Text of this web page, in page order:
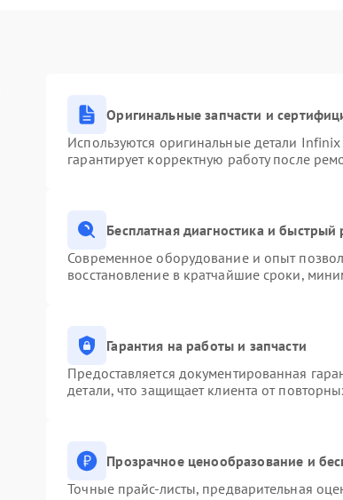
Оригинальные запчасти и
Используются оригинальные детали
гарантирует корректную работу после
Бесплатная диагностика и быстрый
Современное оборудование и опыт
восстановление в кратчайшие сроки,
Гарантия на работы и запчасти
Предоставляется документированная
детали, что защищает клиента от
Прозрачное ценообразование и
Точные прайс-листы, предварительная